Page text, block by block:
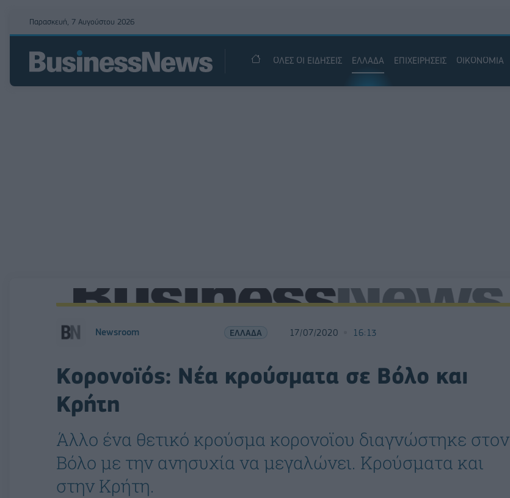
Παρασκευή, 7 Αυγούστου 2026
ΟΛΕΣ ΟΙ ΕΙΔΗΣΕΙΣ ΕΛΛΑΔΑ ΕΠΙΧΕΙΡΗΣΕΙΣ ΟΙΚΟΝΟΜΙΑ
Newsroom ΕΛΛΑΔΑ 17/07/2020 16:13
Κορονοϊός: Νέα κρούσματα σε Βόλο και
Κρήτη
Άλλο ένα θετικό κρούσμα κορονοϊου διαγνώστηκε στον
Βόλο με την ανησυχία να μεγαλώνει. Κρούσματα και
στην Κρήτη.